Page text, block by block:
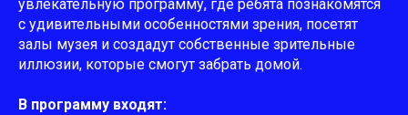
увлекательную программу, где ребята познакомятся
с удивительными особенностями зрения, посетят
залы музея и создадут собственные зрительные
иллюзии, которые смогут забрать домой.
В программу входят: